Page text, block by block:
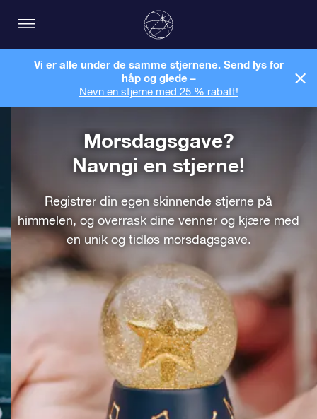
Vi er alle under de samme stjernene. Send lys for
håp og glede –
Nevn en stjerne med 25 % rabatt!
Morsdagsgave?
Navngi en stjerne!
Registrer din egen skinnende stjerne på
himmelen, og overrask dine venner og kjære med
en unik og tidløs morsdagsgave.